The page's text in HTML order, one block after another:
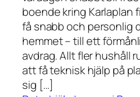
boende kring Karlaplan
få snabb och personlig
hemmet – till ett
avdrag. Allt fler hushåll
att få teknisk hjälp på
sig […]